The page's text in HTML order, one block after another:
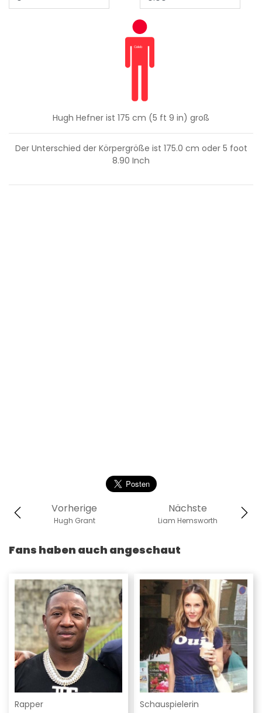
Hugh Hefner ist 175 cm (5 ft 9 in) groß
Der Unterschied der Körpergröße ist 175.0 cm oder 5 foot
8.90 Inch
Nächste
Liam Hemsworth
Vorherige
Hugh Grant
Fans haben auch angeschaut
Rapper Schauspielerin